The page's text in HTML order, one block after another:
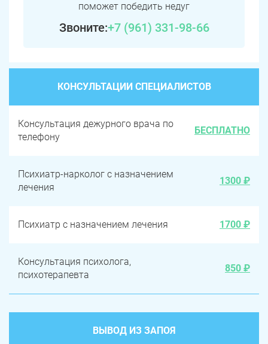
поможет победить недуг
Звоните:+7 (961) 331-98-66
КОНСУЛЬТАЦИИ СПЕЦИАЛИСТОВ
Консультация дежурного врача по
телефону
БЕСПЛАТНО
Психиатр-нарколог с назначением
лечения
1300 ₽
Психиатр с назначением лечения 1700 ₽
Консультация психолога,
психотерапевта
850 ₽
ВЫВОД ИЗ ЗАПОЯ